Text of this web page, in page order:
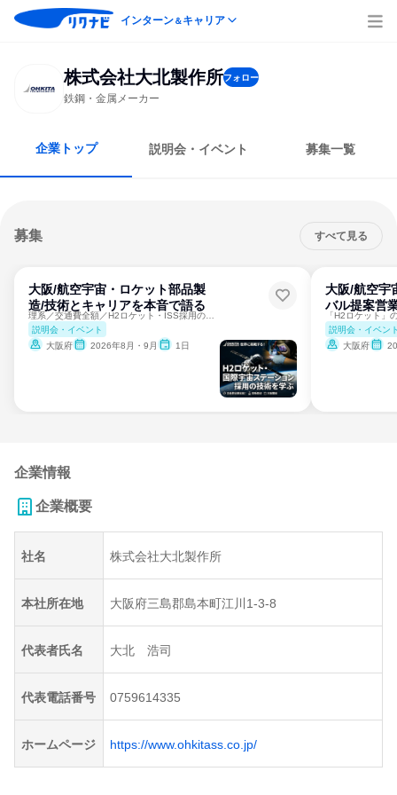
インターン＆キャリア
株式会社大北製作所フォロー
鉄鋼・金属メーカー
企業トップ 説明会・イベント 募集一覧
募集 すべて見る
大阪/航空宇宙・ロケット部品製
造/技術とキャリアを本音で語る
説明会・イベント
大阪府
2026年8月・9月 1日
大阪/航空宇
バル提案営
説明会・イベン
大阪府
企業情報
企業概要
社名 株式会社大北製作所
本社所在地 大阪府三島郡島本町江川1-3-8
代表者氏名 大北 浩司
代表電話番号 0759614335
ホームページ https://www.ohkitass.co.jp/